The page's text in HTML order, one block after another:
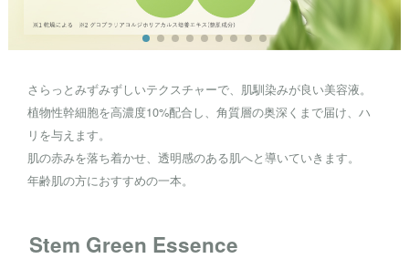
さらっとみずみずしいテクスチャーで、肌馴染みが良い美容液。
植物性幹細胞を高濃度10%配合し、角質層の奥深くまで届け、ハ
リを与えます。
肌の赤みを落ち着かせ、透明感のある肌へと導いていきます。
年齢肌の方におすすめの一本。
Stem Green Essence